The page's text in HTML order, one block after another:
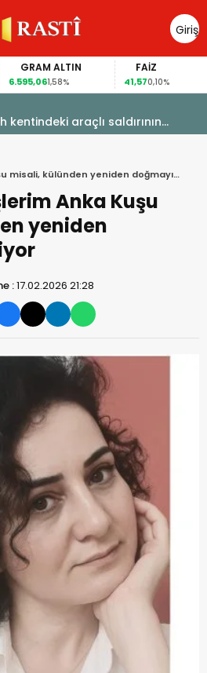
Giriş
Yap
GRAM ALTIN
1,58%
FAİZ
41,570,10%
kentindeki araçlı saldırının
hapis cezası
misali, külünden yeniden doğmayı
Anka Kuşu
yeniden
:17.02.2026 21:28